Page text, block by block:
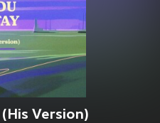
Version)